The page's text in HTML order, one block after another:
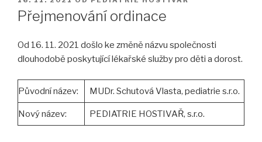
Přejmenování ordinace
Od 16. 11. 2021 došlo ke změně názvu společnosti
dlouhodobě poskytující lékařské služby pro děti a dorost.
Původní název: MUDr. Schutová Vlasta, pediatrie s.r.o.
Nový název: PEDIATRIE HOSTIVAŘ, s.r.o.